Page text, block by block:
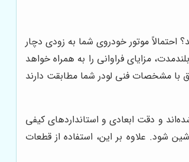
موتور خودروی شما به زودی دچار
مزایای فراوانی را به همراه خواهد
با مشخصات فنی لودر شما مطابقت دارند
و دقت ابعادی و استانداردهای کیفی
شود. علاوه بر این، استفاده از قطعات